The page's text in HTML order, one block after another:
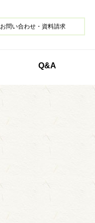
お問い合わせ・資料請求
Q&A